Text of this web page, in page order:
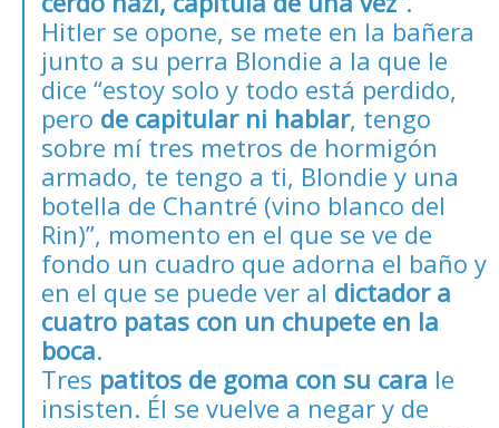
Hitler se opone, se mete en la bañera
junto a su perra Blondie a la que le
dice “estoy solo y todo está perdido,
pero de capitular ni hablar, tengo
sobre mí tres metros de hormigón
armado, te tengo a ti, Blondie y una
botella de Chantré (vino blanco del
Rin)”, momento en el que se ve de
fondo un cuadro que adorna el baño y
en el que se puede ver al dictador a
cuatro patas con un chupete en la
boca.
Tres patitos de goma con su cara le
insisten. Él se vuelve a negar y de